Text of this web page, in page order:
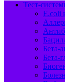
Тест-
E.coli
Бета-
Бета-